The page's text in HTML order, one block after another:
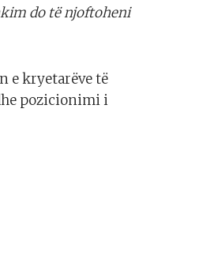
do të njoftoheni
e kryetarëve të
pozicionimi i